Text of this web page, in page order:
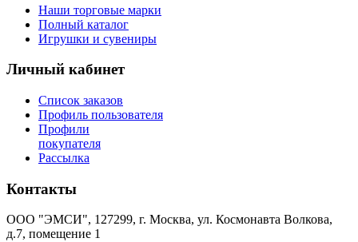
Наши торговые марки
Полный каталог
Игрушки и сувениры
Личный кабинет
Список заказов
Профиль пользователя
Профили
покупателя
Рассылка
Контакты
ООО "ЭМСИ", 127299, г. Москва, ул. Космонавта Волкова,
д.7, помещение 1